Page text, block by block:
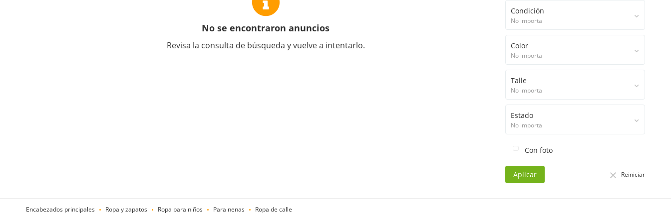
No se encontraron anuncios
Revisa la consulta de búsqueda y vuelve a intentarlo.
Condición
No importa
Color
No importa
Talle
No importa
Estado
No importa
Con foto
Aplicar Reiniciar
Encabezados principales Ropa y zapatos Ropa para niños Para nenas Ropa de calle